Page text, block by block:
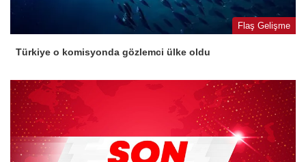
Flaş Gelişme
Türkiye o komisyonda gözlemci ülke oldu